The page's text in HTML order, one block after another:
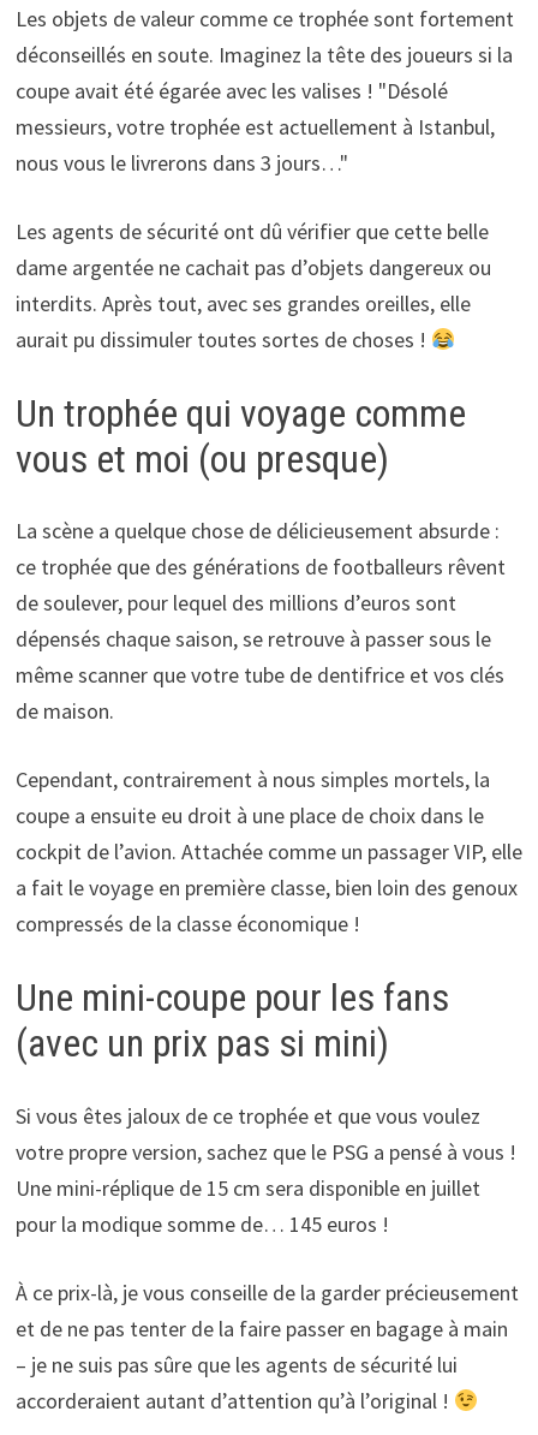
Les objets de valeur comme ce trophée sont fortement
déconseillés en soute. Imaginez la tête des joueurs si la
coupe avait été égarée avec les valises ! "Désolé
messieurs, votre trophée est actuellement à Istanbul,
nous vous le livrerons dans 3 jours…"
Les agents de sécurité ont dû vérifier que cette belle
dame argentée ne cachait pas d’objets dangereux ou
interdits. Après tout, avec ses grandes oreilles, elle
aurait pu dissimuler toutes sortes de choses !
Un trophée qui voyage comme
vous et moi (ou presque)
La scène a quelque chose de délicieusement absurde :
ce trophée que des générations de footballeurs rêvent
de soulever, pour lequel des millions d’euros sont
dépensés chaque saison, se retrouve à passer sous le
même scanner que votre tube de dentifrice et vos clés
de maison.
Cependant, contrairement à nous simples mortels, la
coupe a ensuite eu droit à une place de choix dans le
cockpit de l’avion. Attachée comme un passager VIP, elle
a fait le voyage en première classe, bien loin des genoux
compressés de la classe économique !
Une mini-coupe pour les fans
(avec un prix pas si mini)
Si vous êtes jaloux de ce trophée et que vous voulez
votre propre version, sachez que le PSG a pensé à vous !
Une mini-réplique de 15 cm sera disponible en juillet
pour la modique somme de… 145 euros !
À ce prix-là, je vous conseille de la garder précieusement
et de ne pas tenter de la faire passer en bagage à main
– je ne suis pas sûre que les agents de sécurité lui
accorderaient autant d’attention qu’à l’original !